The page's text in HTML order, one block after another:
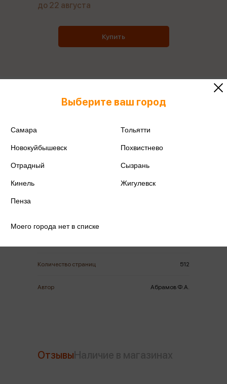
Количество страниц 512
Автор Абрамов Ф.А.
до 22 августа
Купить
Все книги этого автора
Отзывы
Выберите ваш город
Самара Тольятти
Новокуйбышевск Похвистнево
Отрадный Сызрань
Кинель Жигулевск
Пенза
Моего города нет в списке